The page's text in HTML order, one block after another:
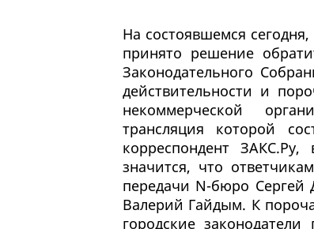
На состоявшемся
принято решение
Законодательного
действительности и
некоммерческой
трансляция которой
корреспондент
значится, что
передачи N-бюро Сергей
Валерий Гайдым. К
городские